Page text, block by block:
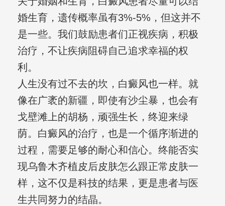
婚生育，遗传概率虽有3%-5%，但这并不
是一些。我们鼓励患者们正视疾病，积极
治疗，不让疾病阻碍自己追求幸福的权
利。
人生没有过不去的坎，白癜风也一样。就
像在广袤的新疆，即使有沙尘暴，也会有
戈壁滩上的胡杨，顽强生长，终迎来绿
荫。白癜风的治疗，也是一个循序渐进的
过程，需要足够的耐心和信心。终能否实
现乌鲁木齐植皮后皮肤怎么跟正常皮肤一
样，这不仅是科技的结果，更是患者与医
生共同努力的结晶。